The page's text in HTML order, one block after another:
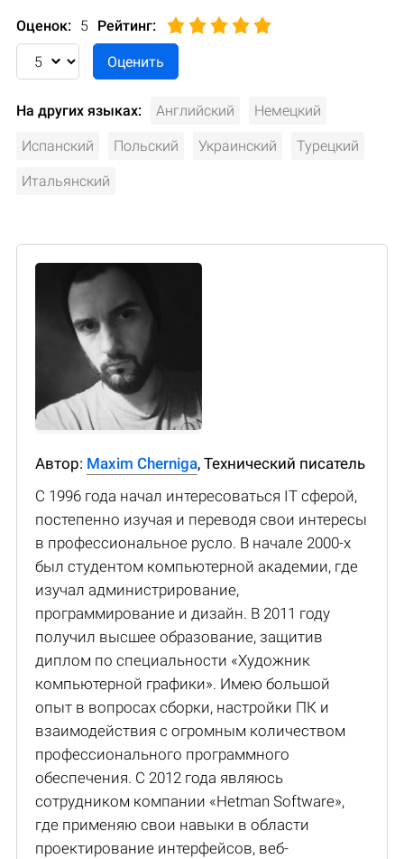
Оценок: 5 Рейтинг:
На других языках: Английский Немецкий
Испанский Польский Украинский Турецкий
Итальянский
Автор: Maxim Cherniga, Технический писатель
С 1996 года начал интересоваться IT сферой,
постепенно изучая и переводя свои интересы
в профессиональное русло. В начале 2000-х
был студентом компьютерной академии, где
изучал администрирование,
программирование и дизайн. В 2011 году
получил высшее образование, защитив
диплом по специальности «Художник
компьютерной графики». Имею большой
опыт в вопросах сборки, настройки ПК и
взаимодействия с огромным количеством
профессионального программного
обеспечения. С 2012 года являюсь
сотрудником компании «Hetman Software»,
где применяю свои навыки в области
проектирование интерфейсов, веб-